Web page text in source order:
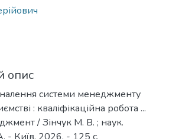
опис
системи менеджменту
: кваліфікаційна робота ...
/ Зінчук М. В. ; наук.